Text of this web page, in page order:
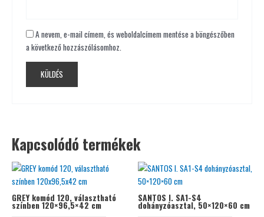
A nevem, e-mail címem, és weboldalcímem mentése a böngészőben
a következő hozzászólásomhoz.
Kapcsolódó termékek
GREY komód 120, választható
színben 120×96,5×42 cm
SANTOS I. SA1-S4
dohányzóasztal, 50×120×60 cm